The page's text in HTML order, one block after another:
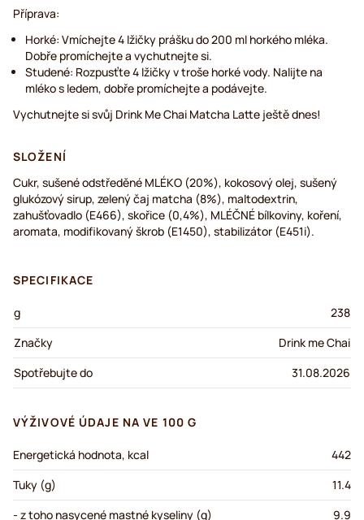
Příprava:
Horké: Vmíchejte 4 lžičky prášku do 200 ml horkého mléka.
Dobře promíchejte a vychutnejte si.
Studené: Rozpusťte 4 lžičky v troše horké vody. Nalijte na
mléko s ledem, dobře promíchejte a podávejte.
Vychutnejte si svůj Drink Me Chai Matcha Latte ještě dnes!
SLOŽENÍ
Cukr, sušené odstředěné MLÉKO (20%), kokosový olej, sušený
glukózový sirup, zelený čaj matcha (8%), maltodextrin,
zahušťovadlo (E466), skořice (0,4%), MLÉČNÉ bílkoviny, koření,
aromata, modifikovaný škrob (E1450), stabilizátor (E451i).
SPECIFIKACE
g
238
Značky
Drink me Chai
Spotřebujte do
31.08.2026
VÝŽIVOVÉ ÚDAJE NA VE 100 G
Energetická hodnota, kcal
442
Tuky (g)
11.4
- z toho nasycené mastné kyseliny (g)
9.9